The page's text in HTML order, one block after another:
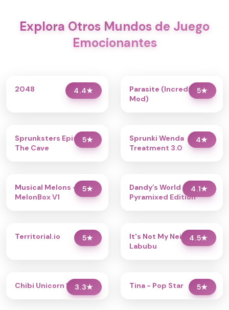
Explora Otros Mundos de Juego
Emocionantes
4.4★
2048 5★
Parasite (Incredibox
Mod)
5★
Sprunksters Episode 2:
The Cave
4★
Sprunki Wenda
Treatment 3.0
5★
Musical Melons –
MelonBox V1
4.1★
Dandy’s World
Pyramixed Edition
5★
Territorial.io 4.5★
It's Not My Neighbor:
Labubu
3.3★
Chibi Unicorn Dress Up 5★
Tina - Pop Star